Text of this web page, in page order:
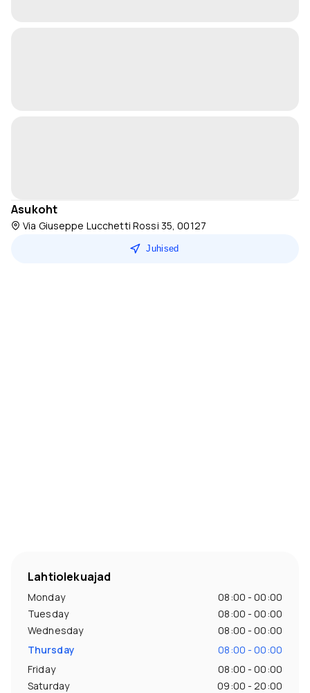
Asukoht
Via Giuseppe Lucchetti Rossi 35, 00127
Juhised
Lahtiolekuajad
Monday
08:00 - 00:00
Tuesday
08:00 - 00:00
Wednesday
08:00 - 00:00
Thursday
08:00 - 00:00
Friday
08:00 - 00:00
Saturday
09:00 - 20:00